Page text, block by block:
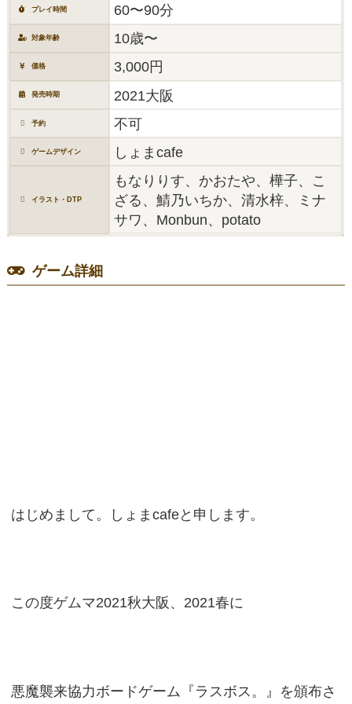
プレイ時間 60〜90分
対象年齢 10歳〜
価格 3,000円
発売時期 2021大阪
予約 不可
ゲームデザイン しょまcafe
イラスト・DTP
もなりりす、かおたや、樺子、こ
ざる、鯖乃いちか、清水梓、ミナ
サワ、Monbun、potato
ゲーム詳細
はじめまして。しょまcafeと申します。
この度ゲムマ2021秋大阪、2021春に
悪魔襲来協力ボードゲーム『ラスボス。』を頒布さ